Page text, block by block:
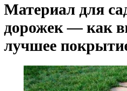
Материал для
дорожек — как
лучшее